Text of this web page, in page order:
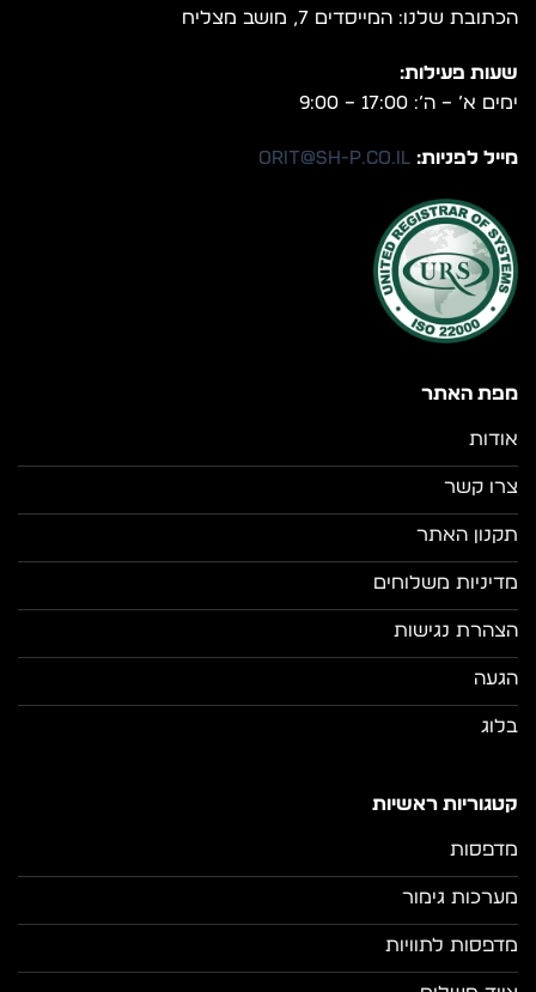
מפת האתר
אודות
צרו קשר
תקנון האתר
מדיניות משלוחים
הצהרת נגישות
הגעה
בלוג
קטגוריות ראשיות
מדפסות
מערכות גימור
מדפסות לתוויות
הכתובת שלנו: המייסדים 7, מושב מצליח
שעות פעילות:
ימים א’ – ה’: 17:00 – 9:00
מייל לפניות: orit@sh-p.co.il